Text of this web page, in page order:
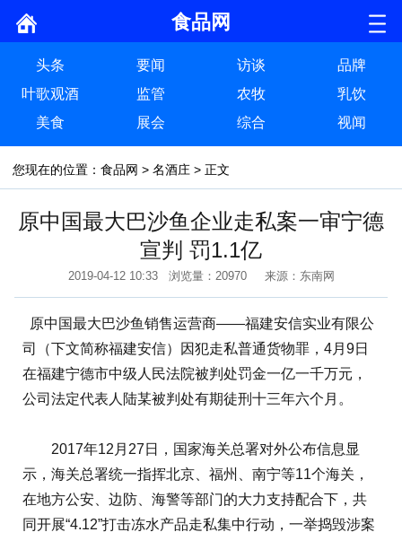
食品网
头条 要闻 访谈
品牌
叶歌观酒
监管 农牧
乳饮
美食
展会 综合 视闻
您现在的位置： 食品网 > 名酒庄 > 正文
原中国最大巴沙鱼企业走私案一审宁德
宣判 罚1.1亿
2019-04-12 10:33 浏览量：20970 来源：东南网
原中国最大巴沙鱼销售运营商——福建安信实业有限公
司（下文简称福建安信）因犯走私普通货物罪，4月9日
在福建宁德市中级人民法院被判处罚金一亿一千万元，
公司法定代表人陆某被判处有期徒刑十三年六个月。
2017年12月27日，国家海关总署对外公布信息显
示，海关总署统一指挥北京、福州、南宁等11个海关，
在地方公安、边防、海警等部门的大力支持配合下，共
同开展“4.12”打击冻水产品走私集中行动，一举捣毁涉案